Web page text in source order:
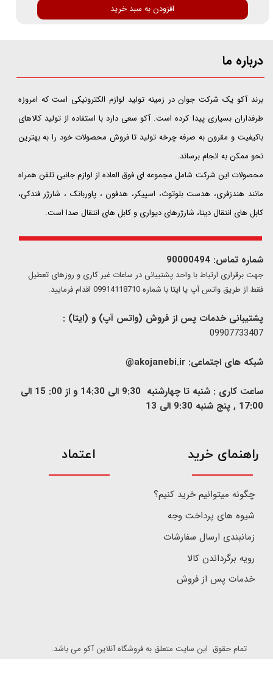
افزودن به سبد خرید
درباره ما
​​​​​​​برند آکو یک شرکت جوان در زمینه تولید لوازم الکترونیکی است که امروزه
طرفداران بسیاری پیدا کرده است. آکو سعی دارد با استفاده از تولید کالاهای
باکیفیت و مقرون به صرفه چرخه تولید تا فروش محصولات خود را به بهترین
نحو ممکن به انجام برساند.
محصولات این شرکت شامل مجموعه ای فوق العاده از لوازم جانبی تلفن همراه
مانند هندزفری، هدست بلوتوث، اسپیکر، هدفون ، پاوربانک ، شارژر فندکی،
کابل های انتقال دیتا، شارژرهای دیواری و کابل های انتقال صدا است.
شماره تماس: 90000494
​​جهت برقراری ارتباط با واحد پشتیبانی در ساعات غیر کاری و روزهای تعطیل
فقط از طریق واتس آپ یا ایتا با شماره 09914118710 اقدام فرمایید.
پشتیبانی خدمات پس از فروش (واتس آپ) و (ایتا) :
09907733407
شبکه های اجتماعی: akojanebi.ir@
ساعت کاری : شنبه تا چهارشنبه 9:30 الی 14:30 و از 00: 15 الی
17:00 , پنج شنبه 9:30 الی 13
​راهنمای خرید
چگونه میتوانیم خرید کنیم؟
شیوه های پرداخت وجه
زمانبندی ارسال سفارشات
رویه برگرداندن کالا
خدمات پس از فروش
تمام حقوق این سایت متعلق به فروشگاه آنلاین آکو می باشد.
اعتماد